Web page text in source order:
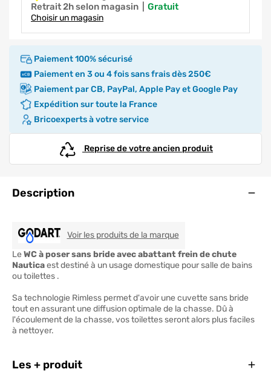
Retrait 2h selon magasin gratuit
Choisir un magasin
Paiement 100% sécurisé
Paiement en 3 ou 4 fois sans frais dès 250€
Paiement par CB, PayPal, Apple Pay et Google Pay
Expédition sur toute la France
Bricoexperts à votre service
Reprise de votre ancien produit
Description
Voir les produits de la marqueGODART
Le WC à poser sans bride avec abattant frein de chute
Nauticaest destiné à un usage domestique pour salle de bains
ou toilettes .
Sa technologie Rimless permet d'avoir une cuvette sans bride
tout en assurant une diffusion optimale de la chasse. Dû à
l'écoulement de la chasse, vos toilettes seront alors plus faciles
à nettoyer.
Les + produit